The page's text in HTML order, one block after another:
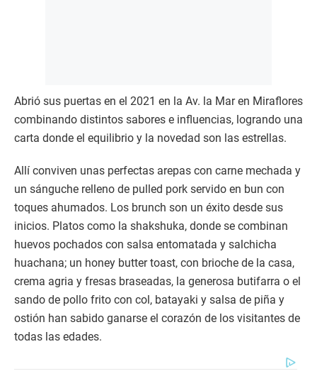
Abrió sus puertas en el 2021 en la Av. la Mar en Miraflores
combinando distintos sabores e influencias, logrando una
carta donde el equilibrio y la novedad son las estrellas.
Allí conviven unas perfectas arepas con carne mechada y
un sánguche relleno de pulled pork servido en bun con
toques ahumados. Los brunch son un éxito desde sus
inicios. Platos como la shakshuka, donde se combinan
huevos pochados con salsa entomatada y salchicha
huachana; un honey butter toast, con brioche de la casa,
crema agria y fresas braseadas, la generosa butifarra o el
sando de pollo frito con col, batayaki y salsa de piña y
ostión han sabido ganarse el corazón de los visitantes de
todas las edades.